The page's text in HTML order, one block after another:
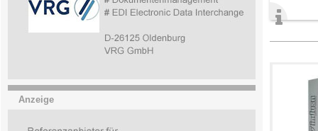
Anzeige